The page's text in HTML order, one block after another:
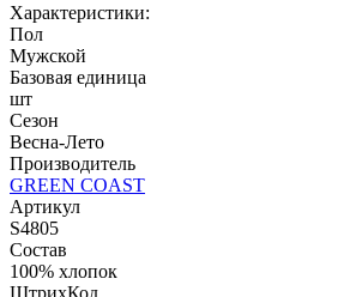
Характеристики:
Пол
Мужской
Базовая единица
шт
Сезон
Весна-Лето
Производитель
GREEN COAST
Артикул
S4805
Состав
100% хлопок
ШтрихКод